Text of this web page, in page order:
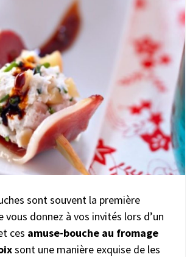
sont souvent la première
vous donnez à vos invités lors d’un
ces amuse-bouche au fromage
sont une manière exquise de les